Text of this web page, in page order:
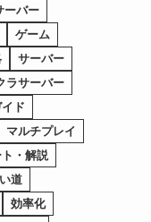
ーバー
ゲーム
サーバー
ラサーバー
ド
マルチプレイ
ト・解説
道
効率化